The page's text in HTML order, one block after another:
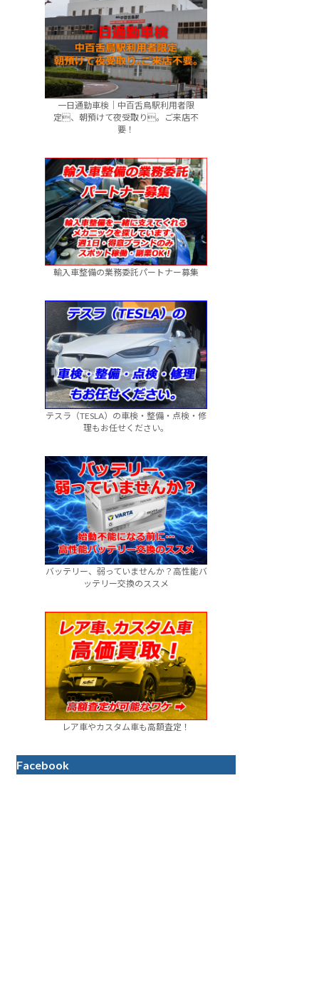
一日通勤車検｜中百舌鳥駅利用者限
定、朝預けて夜受取り。ご来店不
要！
輸入車整備の業務委託パートナー募集
テスラ（TESLA）の車検・整備・点検・修
理もお任せください。
バッテリー、弱っていませんか？高性能バ
ッテリー交換のススメ
レア車やカスタム車も高額査定！
Facebook